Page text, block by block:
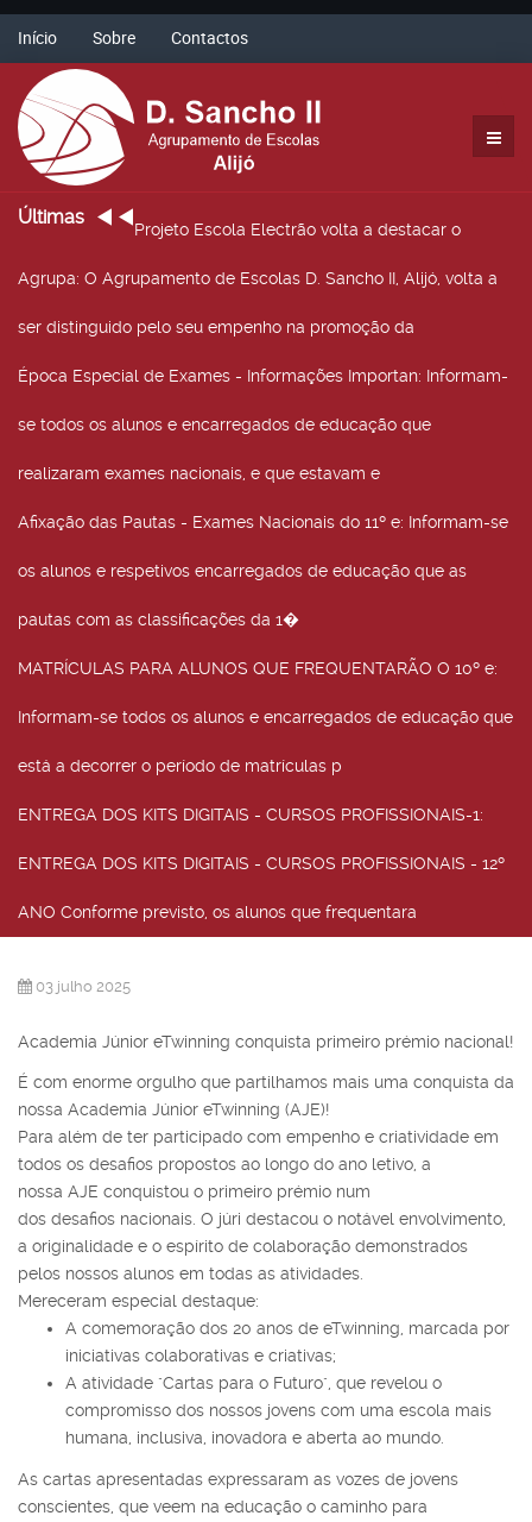
Início Sobre Contactos
Últimas
Projeto Escola Electrão volta a destacar o
Agrupa: O Agrupamento de Escolas D. Sancho II, Alijó, volta a
ser distinguido pelo seu empenho na promoção da
Época Especial de Exames - Informações Importan: Informam-
se todos os alunos e encarregados de educação que
realizaram exames nacionais, e que estavam e
Afixação das Pautas - Exames Nacionais do 11º e: Informam-se
os alunos e respetivos encarregados de educação que as
pautas com as classificações da 1�
MATRÍCULAS PARA ALUNOS QUE FREQUENTARÃO O 10º e:
Informam-se todos os alunos e encarregados de educação que
está a decorrer o período de matrículas p
ENTREGA DOS KITS DIGITAIS - CURSOS PROFISSIONAIS-1:
ENTREGA DOS KITS DIGITAIS - CURSOS PROFISSIONAIS - 12º
ANO Conforme previsto, os alunos que frequentara
03 julho 2025
Academia Júnior eTwinning conquista primeiro prémio nacional!
É com enorme orgulho que partilhamos mais uma conquista da
nossa Academia Júnior eTwinning (AJE)!
Para além de ter participado com empenho e criatividade em
todos os desafios propostos ao longo do ano letivo, a
nossa AJE conquistou o primeiro prémio num
dos desafios nacionais. O júri destacou o notável envolvimento,
a originalidade e o espírito de colaboração demonstrados
pelos nossos alunos em todas as atividades.
Mereceram especial destaque:
A comemoração dos 20 anos de eTwinning, marcada por
iniciativas colaborativas e criativas;
A atividade "Cartas para o Futuro", que revelou o
compromisso dos nossos jovens com uma escola mais
humana, inclusiva, inovadora e aberta ao mundo.
As cartas apresentadas expressaram as vozes de jovens
conscientes, que veem na educação o caminho para